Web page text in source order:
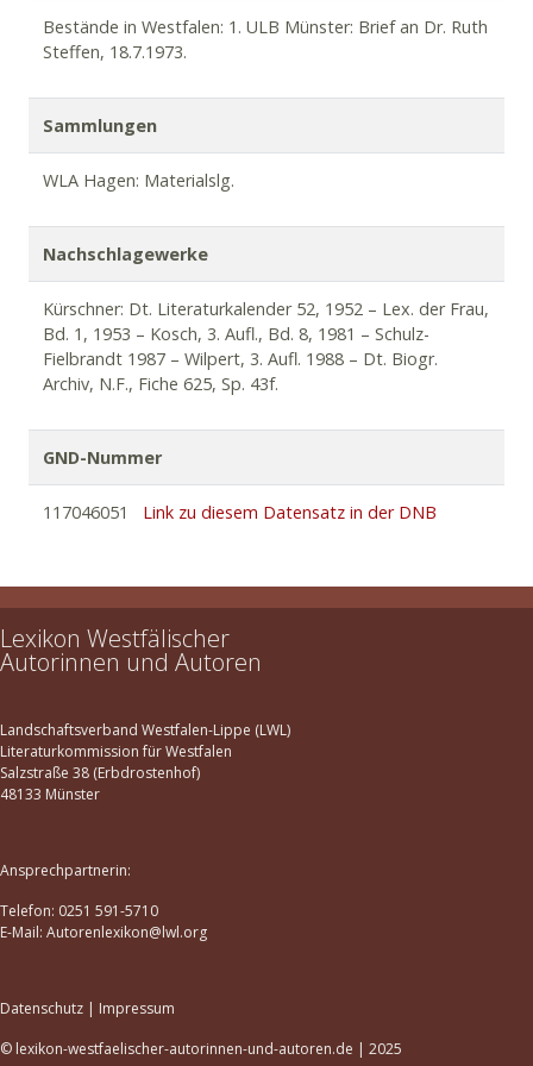
Vierzehnjährige und Vierzig- bis Neunzigjährige.
Heilbronn: Salzer 1965. 234S. (StB Bochum, UB Essen); 2.
Tante Tüttchen.Kassel. Oncken-Verlag 1968 (= Für stille
Stunden H. 19) –
Dt. Ostens, Düsseldorf).
Bestände in Westfalen: 1. ULB Münster: Brief an Dr. Ruth
Steffen, 18.7.1973.
Sammlungen
WLA Hagen: Materialslg.
Nachschlagewerke
Kürschner: Dt. Literaturkalender 52, 1952 – Lex. der Frau,
Bd. 1, 1953 – Kosch, 3. Aufl., Bd. 8, 1981 – Schulz-
Fielbrandt 1987 – Wilpert, 3. Aufl. 1988 – Dt. Biogr.
Archiv, N.F., Fiche 625, Sp. 43f.
GND-Nummer
117046051 Link zu diesem Datensatz in der DNB
Lexikon Westfälischer
Autorinnen und Autoren
Landschaftsverband Westfalen-Lippe (LWL)
Literaturkommission für Westfalen
Salzstraße 38 (Erbdrostenhof)
48133 Münster
Ansprechpartnerin:
Telefon: 0251 591-5710
E-Mail: Autorenlexikon@lwl.org
Datenschutz | Impressum
© lexikon-westfaelischer-autorinnen-und-autoren.de | 2025